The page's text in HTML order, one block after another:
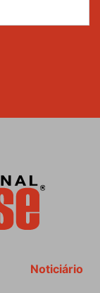
Noticiário